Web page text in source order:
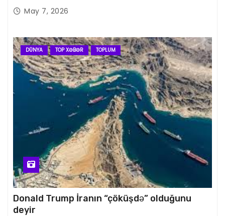
May 7, 2026
DÜNYA TOP XƏBƏR TOPLUM
Donald Trump İranın “çöküşdə” olduğunu
deyir